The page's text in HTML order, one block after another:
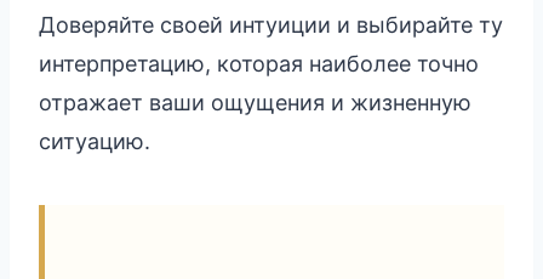
Доверяйте своей интуиции и выбирайте ту
интерпретацию, которая наиболее точно
отражает ваши ощущения и жизненную
ситуацию.